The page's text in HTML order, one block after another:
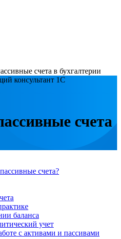
счета в бухгалтерии
консультант 1С
счета
счета?
баланса
учет
с активами и пассивами